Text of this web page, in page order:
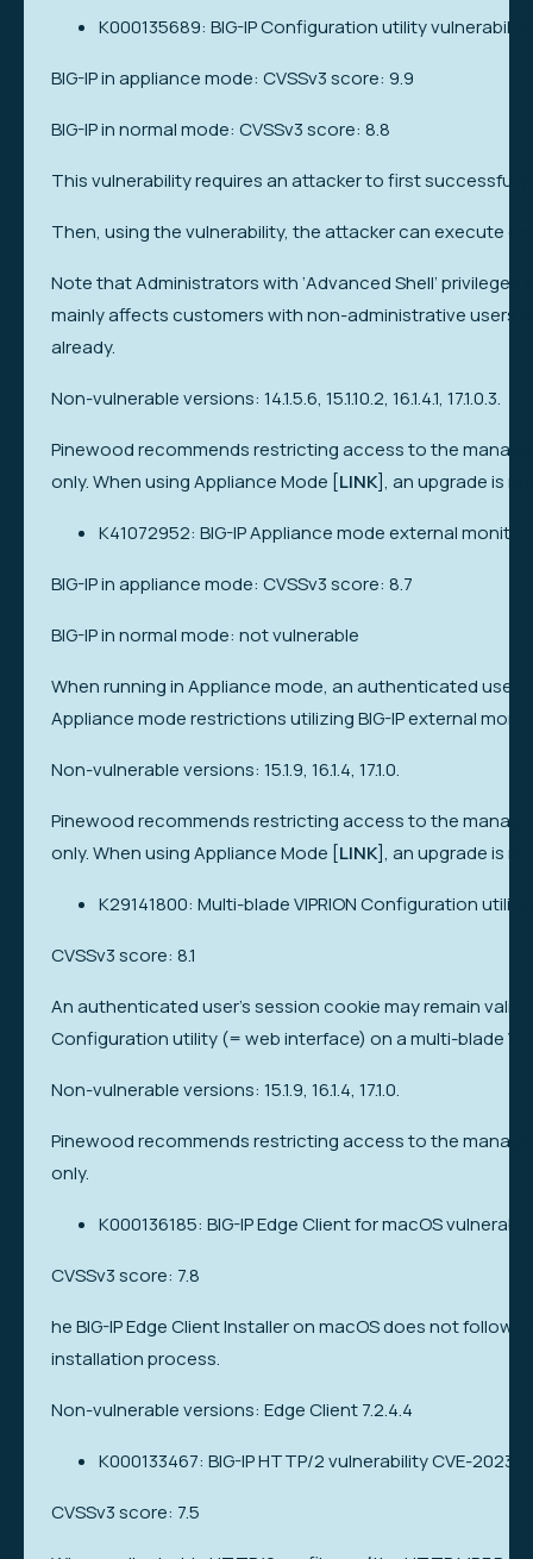
K000135689: BIG-IP Configuration utility
BIG-IP in appliance mode: CVSSv3 score: 9.9
BIG-IP in normal mode: CVSSv3 score: 8.8
This vulnerability requires an attacker to first
Then, using the vulnerability, the attacker can execute
Note that Administrators with ‘Advanced Shell’
mainly affects customers with non-administrative users
already.
Non-vulnerable versions: 14.1.5.6, 15.1.10.2, 16.1.4.1, 17.1.0.3.
Pinewood recommends restricting access to the
only. When using Appliance Mode [LINK], an upgrade is
K41072952: BIG-IP Appliance mode external
BIG-IP in appliance mode: CVSSv3 score: 8.7
BIG-IP in normal mode: not vulnerable
When running in Appliance mode, an authenticated
Appliance mode restrictions utilizing BIG-IP external
Non-vulnerable versions: 15.1.9, 16.1.4, 17.1.0.
Pinewood recommends restricting access to the
only. When using Appliance Mode [LINK], an upgrade is
K29141800: Multi-blade VIPRION Configuration
CVSSv3 score: 8.1
An authenticated user’s session cookie may remain
Configuration utility (= web interface) on a multi-blade
Non-vulnerable versions: 15.1.9, 16.1.4, 17.1.0.
Pinewood recommends restricting access to the
only.
K000136185: BIG-IP Edge Client for macOS
CVSSv3 score: 7.8
he BIG-IP Edge Client Installer on macOS does not
installation process.
Non-vulnerable versions: Edge Client 7.2.4.4
K000133467: BIG-IP HTTP/2 vulnerability CVE-2023-
CVSSv3 score: 7.5